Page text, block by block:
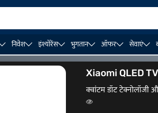
निवेश इंश्योरेंस भुगतान ऑफर सेवाएं
ACER TVs
Xiaomi QLED
क्वांटम डॉट